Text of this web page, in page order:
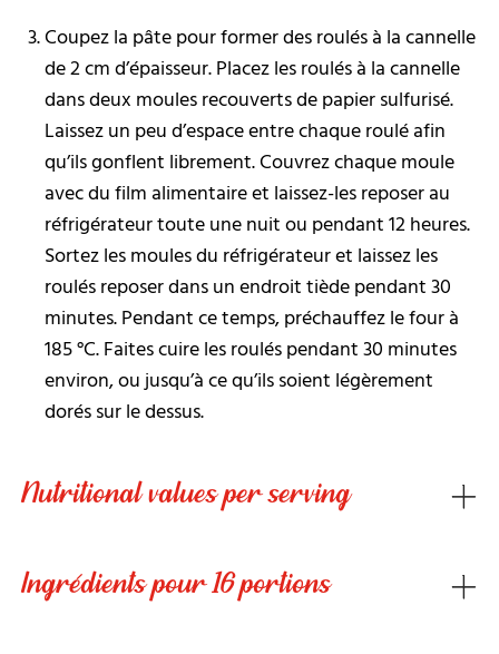
Coupez la pâte pour former des roulés à la cannelle
de 2 cm d’épaisseur. Placez les roulés à la cannelle
dans deux moules recouverts de papier sulfurisé.
Laissez un peu d’espace entre chaque roulé afin
qu’ils gonflent librement. Couvrez chaque moule
avec du film alimentaire et laissez-les reposer au
réfrigérateur toute une nuit ou pendant 12 heures.
Sortez les moules du réfrigérateur et laissez les
roulés reposer dans un endroit tiède pendant 30
minutes. Pendant ce temps, préchauffez le four à
185 °C. Faites cuire les roulés pendant 30 minutes
environ, ou jusqu’à ce qu’ils soient légèrement
dorés sur le dessus.
Nutritional values per serving
Ingrédients pour 16 portions